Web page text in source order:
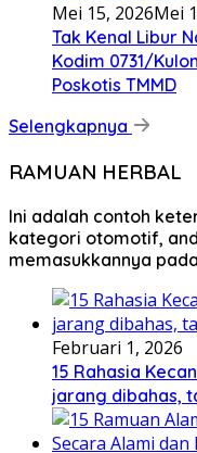
Mei 15, 2026Mei
Tak Kenal Libur
Kodim 0731/
Poskotis TMMD
Selengkapnya
RAMUAN HERBAL
Ini adalah contoh
kategori otomotif,
memasukkannya
Februari 1, 2026
15 Rahasia
jarang dibahas,